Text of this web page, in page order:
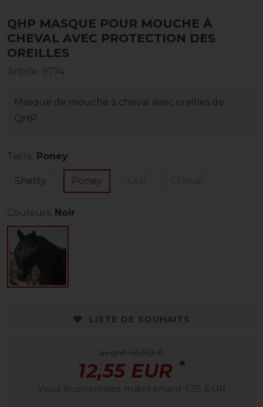
QHP MASQUE POUR MOUCHE À
CHEVAL AVEC PROTECTION DES
OREILLES
Article: 9774
Masque de mouche à cheval avec oreilles de
QHP
Taille: Poney
Shetty Poney
Couleurs: Noir
LISTE DE SOUHAITS
avant 13,90 €
12,55 EUR *
Vous économisez maintenant 1,35 EUR